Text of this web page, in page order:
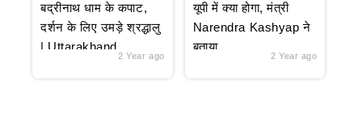
बद्रीनाथ धाम के कपाट,
दर्शन के लिए उमड़े श्रद्धालु
| Uttarakhand
2 Year ago
यूपी में क्या होगा, मंत्री
Narendra Kashyap ने
बताया
2 Year ago